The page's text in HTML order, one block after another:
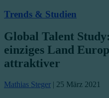
Trends & Studien
Global Talent
einziges Land
attraktiver
Mathias Steger | 25 März 2021